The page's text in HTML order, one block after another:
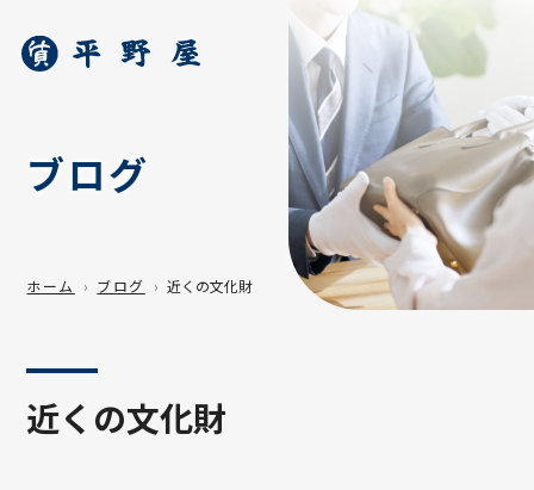
ブログ
ホーム ブログ 近くの文化財
近くの文化財